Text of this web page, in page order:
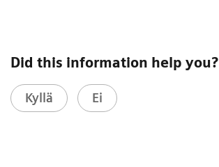
Did this information help you?
Kyllä Ei